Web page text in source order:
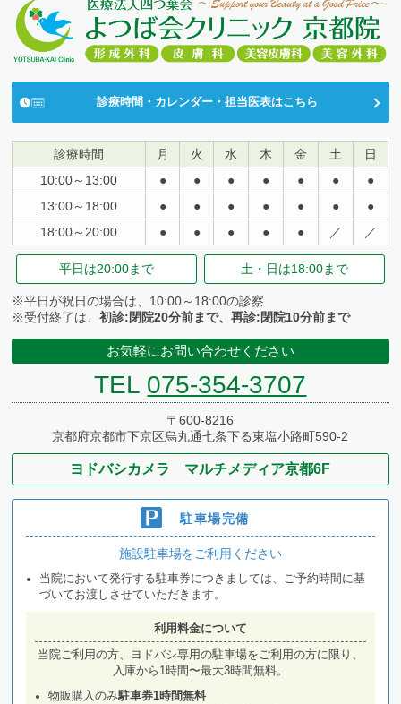
診療時間・カレンダー・担当医表はこちら
診療時間 月 火 水 木 金 土
日
10:00～13:00
● ● ● ● ● ●
●
13:00～18:00
● ● ● ● ● ●
●
18:00～20:00
● ● ● ● ● ／ ／
平日は20:00まで 土・日は18:00まで
※平日が祝日の場合は、10:00～18:00の診察
※受付終了は、初診:閉院20分前まで、再診:閉院10分前まで
お気軽にお問い合わせください
TEL 075-354-3707
〒600-8216
京都府京都市下京区烏丸通七条下る東塩小路町590-2
ヨドバシカメラ マルチメディア京都6F
駐車場完備
施設駐車場をご利用ください
当院において発行する駐車券につきましては、ご予約時間に基
づいてお渡しさせていただきます。
利用料金について
当院ご利用の方、ヨドバシ専用の駐車場をご利用の方に限り、
入庫から1時間〜最大3時間無料。
物販購入のみ駐車券1時間無料